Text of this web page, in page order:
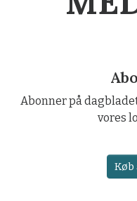
Abonner på
vores
Køb